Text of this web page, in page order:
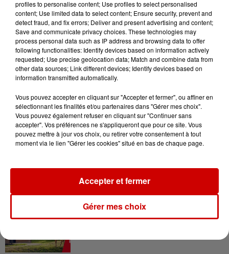
Jeux Voir plus
Gagnez vos places pour le
festival Marché Gourmand 2026
à Coulon !
Le Duel - Gagnez vos entrées
pour l'un des zoos de nos
régions !
votre séjour en famille au cœur
profiles to personalise content; Use profiles to select personalised
content; Use limited data to select content; Ensure security, prevent and
detect fraud, and fix errors; Deliver and present advertising and content;
Save and communicate privacy choices. These technologies may
process personal data such as IP address and browsing data to offer
following functionalities: Identify devices based on information actively
requested; Use precise geolocation data; Match and combine data from
other data sources; Link different devices; Identify devices based on
information transmitted automatically.
Vous pouvez accepter en cliquant sur "Accepter et fermer", ou affiner en
sélectionnant les finalités et/ou partenaires dans "Gérer mes choix".
Vous pouvez également refuser en cliquant sur "Continuer sans
accepter". Vos préférences ne s'appliqueront que pour ce site. Vous
pouvez mettre à jour vos choix, ou retirer votre consentement à tout
moment via le lien "Gérer les cookies" situé en bas de chaque page.
Gérer mes choix
Accepter et fermer